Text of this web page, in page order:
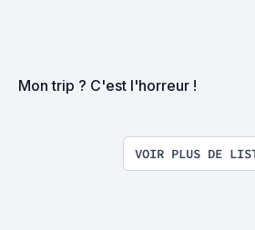
Mon trip ? C'est l'horreur !
VOIR PLUS DE